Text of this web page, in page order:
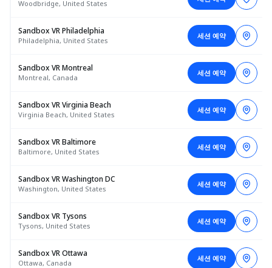
Woodbridge, United States
Sandbox VR Philadelphia
Philadelphia, United States
세션 예약
Sandbox VR Montreal
Montreal, Canada
세션 예약
Sandbox VR Virginia Beach
Virginia Beach, United States
세션 예약
Sandbox VR Baltimore
Baltimore, United States
세션 예약
Sandbox VR Washington DC
Washington, United States
세션 예약
Sandbox VR Tysons
Tysons, United States
세션 예약
Sandbox VR Ottawa
Ottawa, Canada
세션 예약